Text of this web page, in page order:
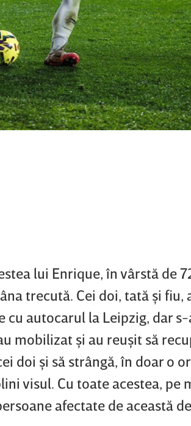
lui Enrique, în vârstă de
trecută. Cei doi, tată şi
cu autocarul la Leipzig, dar
mobilizat şi au reuşit să
doi şi să strângă, în doar o
visul. Cu toate acestea, pe
afectate de această